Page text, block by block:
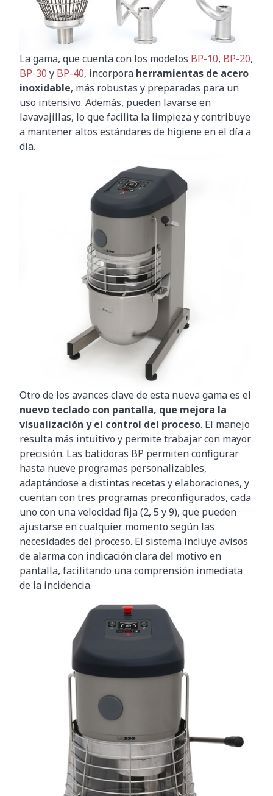
La gama, que cuenta con los modelos BP-10, BP-20,
BP-30 y BP-40, incorpora herramientas de acero
inoxidable, más robustas y preparadas para un
uso intensivo. Además, pueden lavarse en
lavavajillas, lo que facilita la limpieza y contribuye
a mantener altos estándares de higiene en el día a
día.
Otro de los avances clave de esta nueva gama es el
nuevo teclado con pantalla, que mejora la
visualización y el control del proceso. El manejo
resulta más intuitivo y permite trabajar con mayor
precisión. Las batidoras BP permiten configurar
hasta nueve programas personalizables,
adaptándose a distintas recetas y elaboraciones, y
cuentan con tres programas preconfigurados, cada
uno con una velocidad fija (2, 5 y 9), que pueden
ajustarse en cualquier momento según las
necesidades del proceso. El sistema incluye avisos
de alarma con indicación clara del motivo en
pantalla, facilitando una comprensión inmediata
de la incidencia.